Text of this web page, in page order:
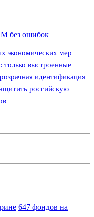
без ошибок
экономических мер
выстроенные
идентификация
российскую
647 фондов на